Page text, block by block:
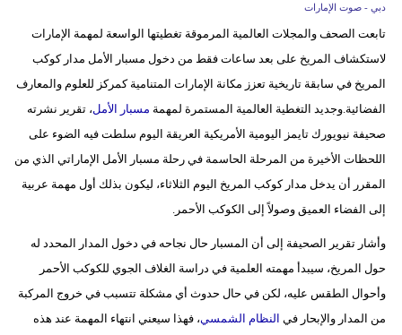
إسلامية
علوم
وتكنولوجيا
مدوَّنات
فيديو
سيارات
دبي - صوت الإمارات
تابعت الصحف والمجلات العالمية المرموقة تغطيتها الواسعة لمهمة الإمارات
لاستكشاف المريخ على بعد ساعات فقط من دخول مسبار الأمل مدار كوكب
المريخ في سابقة تاريخية تعزز مكانة الإمارات المتنامية كمركز للعلوم والمعارف
الفضائية.وجديد التغطية العالمية المستمرة لمهمة مسبار الأمل، تقرير نشرته
صحيفة نيويورك تايمز اليومية الأمريكية العريقة اليوم سلطت فيه الضوء على
اللحظات الأخيرة من المرحلة الحاسمة في رحلة مسبار الأمل الإماراتي الذي من
المقرر أن يدخل مدار كوكب المريخ اليوم الثلاثاء، ليكون بذلك أول مهمة عربية
إلى الفضاء العميق وصولاً إلى الكوكب الأحمر.
وأشار تقرير الصحيفة إلى أن المسبار حال نجاحه في دخول المدار المحدد له
حول المريخ، سيبدأ مهمته العلمية في دراسة الغلاف الجوي للكوكب الأحمر
وأحوال الطقس عليه، لكن في حال حدوث أي مشكلة تتسبب في خروج المركبة
من المدار والإبحار في النظام الشمسي، فهذا سيعني انتهاء المهمة عند هذه